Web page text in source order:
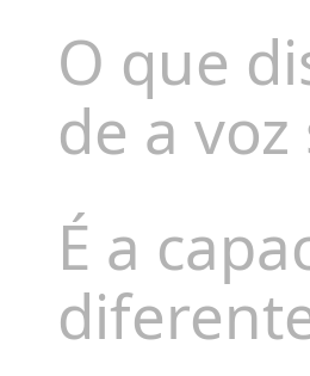
O que
de a
É a